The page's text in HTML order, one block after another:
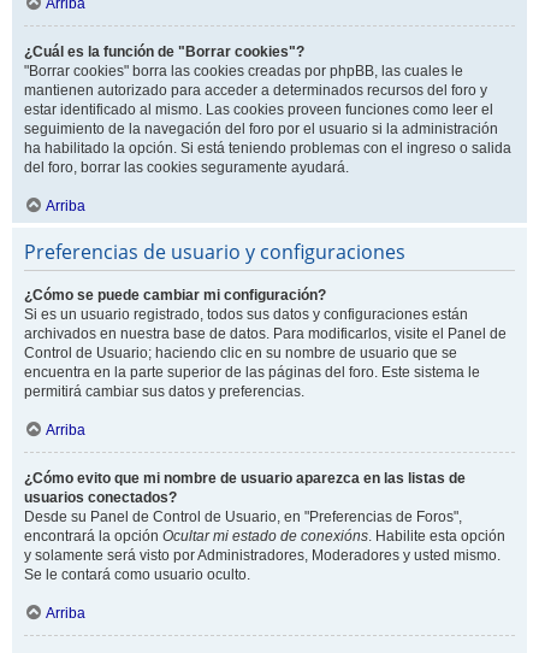
Arriba
¿Cuál es la función de "Borrar cookies"?
"Borrar cookies" borra las cookies creadas por phpBB, las cuales le
mantienen autorizado para acceder a determinados recursos del foro y
estar identificado al mismo. Las cookies proveen funciones como leer el
seguimiento de la navegación del foro por el usuario si la administración
ha habilitado la opción. Si está teniendo problemas con el ingreso o salida
del foro, borrar las cookies seguramente ayudará.
Arriba
Preferencias de usuario y configuraciones
¿Cómo se puede cambiar mi configuración?
Si es un usuario registrado, todos sus datos y configuraciones están
archivados en nuestra base de datos. Para modificarlos, visite el Panel de
Control de Usuario; haciendo clic en su nombre de usuario que se
encuentra en la parte superior de las páginas del foro. Este sistema le
permitirá cambiar sus datos y preferencias.
Arriba
¿Cómo evito que mi nombre de usuario aparezca en las listas de
usuarios conectados?
Desde su Panel de Control de Usuario, en "Preferencias de Foros",
encontrará la opción Ocultar mi estado de conexións. Habilite esta opción
y solamente será visto por Administradores, Moderadores y usted mismo.
Se le contará como usuario oculto.
Arriba